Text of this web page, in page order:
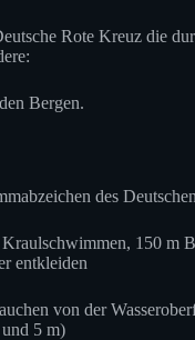
Rote Kreuz die
Bergen.
des
150
entkleiden
von der
und 5 m)